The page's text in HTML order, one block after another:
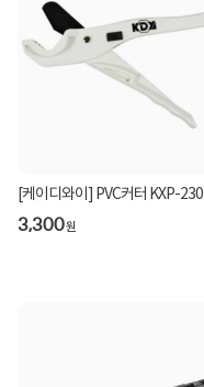
[케이디와이] PVC커터 KXP-230
3,300원